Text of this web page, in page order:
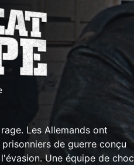
Les Allemands ont
de guerre conçu
Une équipe de choc